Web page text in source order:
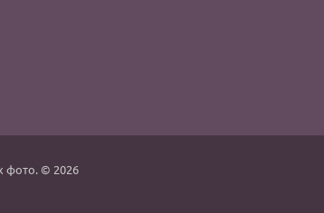
фото. © 2026